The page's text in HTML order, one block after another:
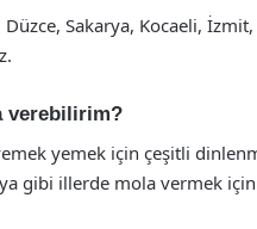
Düzce, Sakarya, Kocaeli,
verebilirim?
yemek için çeşitli
gibi illerde mola vermek